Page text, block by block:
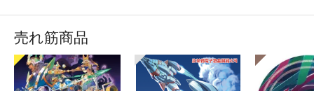
売れ筋商品